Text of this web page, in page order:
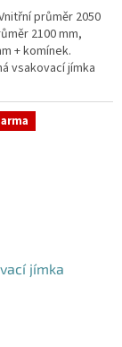
průměr 2050
2100 mm,
+ komínek.
vsakovací jímka
přítoku a
jímka